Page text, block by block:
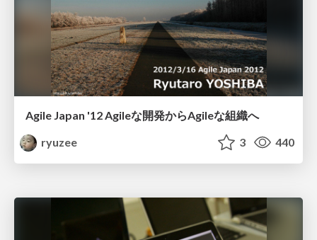
Agile Japan '12 Agileな開発からAgileな組織へ
ryuzee
3 440